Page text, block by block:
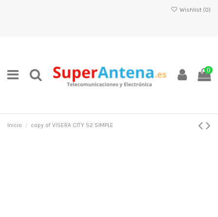
Wishlist (0)
0
Inicio copy of VISERA CITY S2 SIMPLE